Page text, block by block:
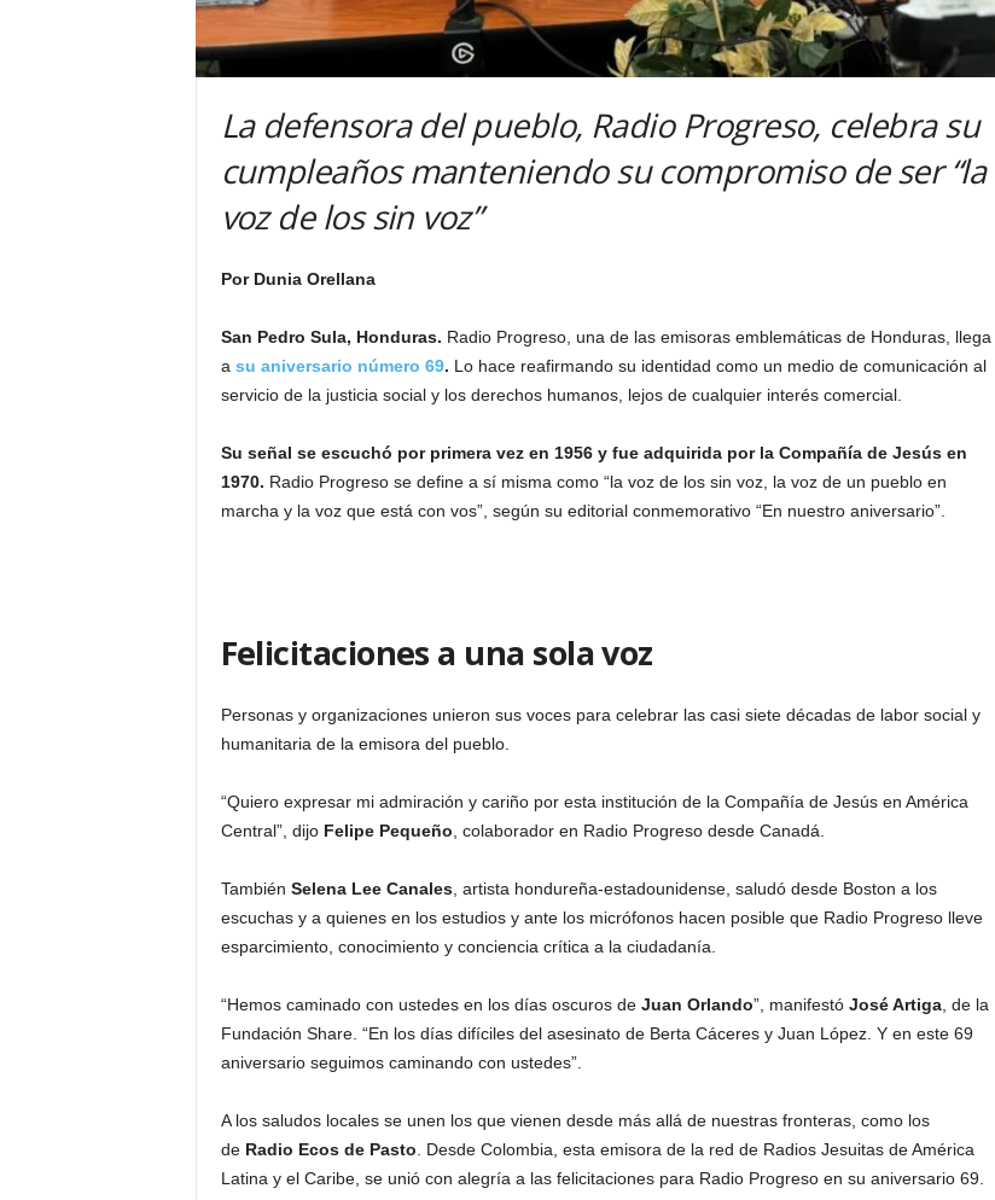
La defensora del pueblo, Radio Progreso, celebra su
cumpleaños manteniendo su compromiso de ser “la
voz de los sin voz”
Por Dunia Orellana
San Pedro Sula, Honduras. Radio Progreso, una de las emisoras emblemáticas de Honduras, llega
a su aniversario número 69. Lo hace reafirmando su identidad como un medio de comunicación al
servicio de la justicia social y los derechos humanos, lejos de cualquier interés comercial.
Su señal se escuchó por primera vez en 1956 y fue adquirida por la Compañía de Jesús en
1970. Radio Progreso se define a sí misma como “la voz de los sin voz, la voz de un pueblo en
marcha y la voz que está con vos”, según su editorial conmemorativo “En nuestro aniversario”.
Felicitaciones a una sola voz
Personas y organizaciones unieron sus voces para celebrar las casi siete décadas de labor social y
humanitaria de la emisora del pueblo.
“Quiero expresar mi admiración y cariño por esta institución de la Compañía de Jesús en América
Central”, dijo Felipe Pequeño , colaborador en Radio Progreso desde Canadá.
También Selena Lee Canales, artista hondureña-estadounidense, saludó desde Boston a los
escuchas y a quienes en los estudios y ante los micrófonos hacen posible que Radio Progreso lleve
esparcimiento, conocimiento y conciencia crítica a la ciudadanía.
“Hemos caminado con ustedes en los días oscuros de Juan Orlando”, manifestó José Artiga, de la
Fundación Share. “En los días difíciles del asesinato de Berta Cáceres y Juan López. Y en este 69
aniversario seguimos caminando con ustedes”.
A los saludos locales se unen los que vienen desde más allá de nuestras fronteras, como los
de Radio Ecos de Pasto . Desde Colombia, esta emisora de la red de Radios Jesuitas de América
Latina y el Caribe, se unió con alegría a las felicitaciones para Radio Progreso en su aniversario 69.